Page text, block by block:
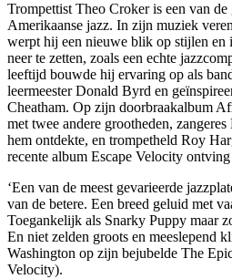
Trompettist Theo Croker is een van de
Amerikaanse jazz. In zijn muziek
werpt hij een nieuwe blik op stijlen en
neer te zetten, zoals een echte
leeftijd bouwde hij ervaring op als
leermeester Donald Byrd en
Cheatham. Op zijn doorbraakalbum
met twee andere grootheden,
hem ontdekte, en trompetheld Roy
recente album Escape Velocity
‘Een van de meest gevarieerde
van de betere. Een breed geluid met
Toegankelijk als Snarky Puppy maar
En niet zelden groots en meeslepend
Washington op zijn bejubelde The
Velocity).